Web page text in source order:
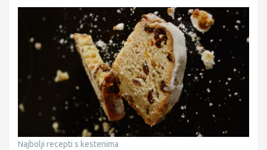
Najbolji recepti s kestenima